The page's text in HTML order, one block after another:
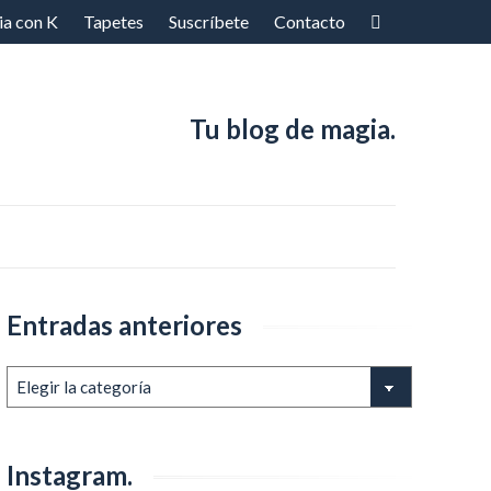
con K Tapetes Suscríbete Contacto
Tu blog de magia.
Entradas anteriores
anteriores
Instagram.